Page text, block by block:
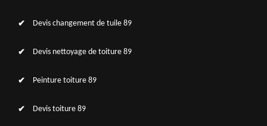
Devis changement de tuile 89
Devis nettoyage de toiture 89
Peinture toiture 89
Devis toiture 89